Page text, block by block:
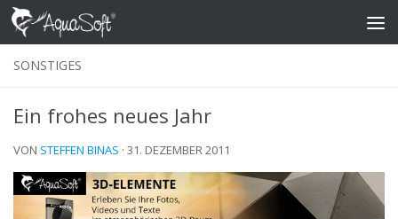
Skip to content
SONSTIGES
Ein frohes neues Jahr
VON STEFFEN BINAS · 31. DEZEMBER 2011